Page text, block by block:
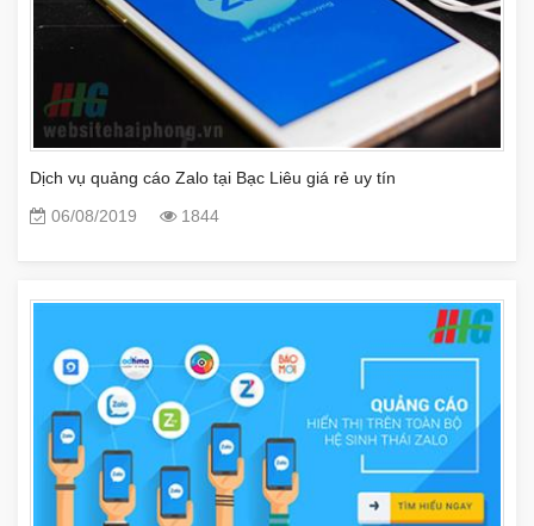
Dịch vụ quảng cáo Zalo tại Bạc Liêu giá rẻ uy tín
06/08/2019
1844